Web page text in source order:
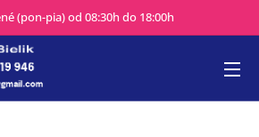
(pon-pia) od 08:30h do 18:00h